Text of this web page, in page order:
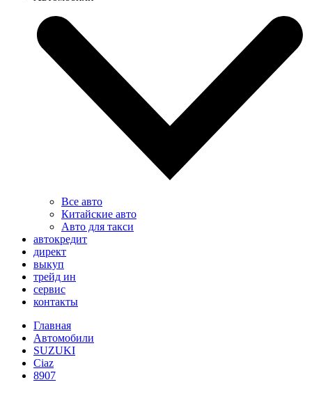
Все авто
Китайские авто
Авто для такси
автокредит
директ
выкуп
трейд ин
сервис
контакты
Главная
Автомобили
SUZUKI
Ciaz
8907